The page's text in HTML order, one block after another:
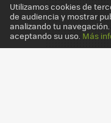
Utilizamos cookies de
de audiencia y mostrar
analizando tu
aceptando su uso. Más